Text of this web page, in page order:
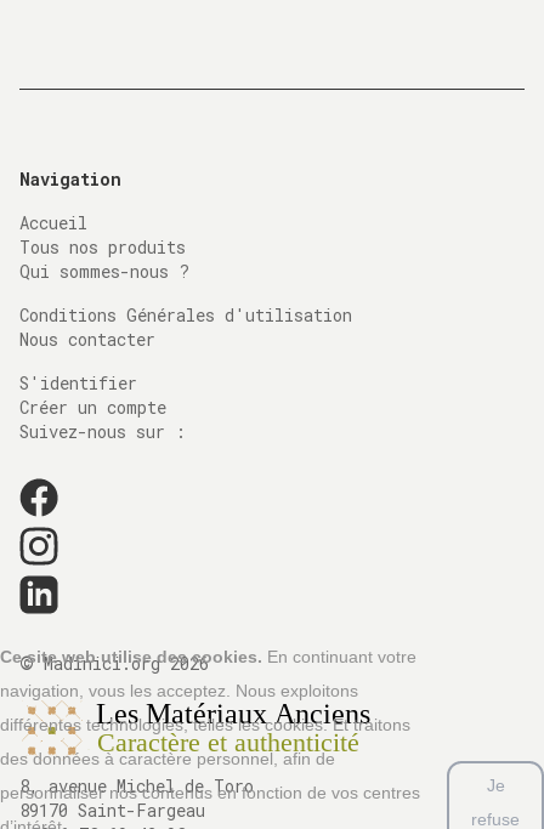
Navigation
Accueil
Tous nos produits
Qui sommes-nous ?
Conditions Générales d'utilisation
Nous contacter
S'identifier
Créer un compte
Suivez-nous sur :
© Madinici.org 2026
8, avenue Michel de Toro
89170 Saint-Fargeau
Ce site web utilise des cookies. En continuant votre
navigation, vous les acceptez. Nous exploitons
différentes technologies, telles les cookies. Et traitons
des données à caractère personnel, afin de
personnaliser nos contenus en fonction de vos centres
Je
refuse